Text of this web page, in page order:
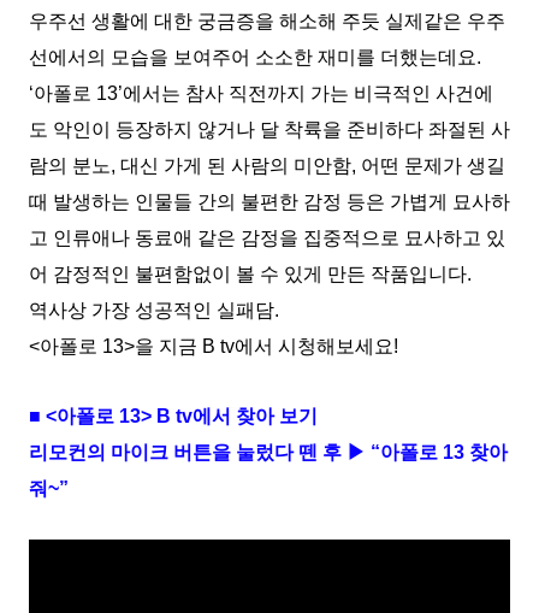
우주선 생활에 대한 궁금증을 해소해 주듯 실제같은 우주
선에서의 모습을 보여주어 소소한 재미를 더했는데요.
‘아폴로 13’에서는 참사 직전까지 가는 비극적인 사건에
도 악인이 등장하지 않거나 달 착륙을 준비하다 좌절된 사
람의 분노, 대신 가게 된 사람의 미안함, 어떤 문제가 생길
때 발생하는 인물들 간의 불편한 감정 등은 가볍게 묘사하
고 인류애나 동료애 같은 감정을 집중적으로 묘사하고 있
어 감정적인 불편함없이 볼 수 있게 만든 작품입니다.
역사상 가장 성공적인 실패담.
<아폴로 13>을 지금 B tv에서 시청해보세요!
■ <아폴로 13> B tv에서 찾아 보기
리모컨의 마이크 버튼을 눌렀다 뗀 후 ▶ “아폴로 13 찾아
줘~”